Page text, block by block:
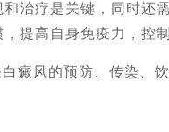
治疗是关键，同时还
提高自身免疫力，控
癜风的预防、传染、